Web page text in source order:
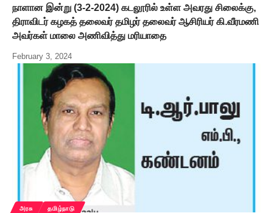
நாளான இன்று (3-2-2024) கடலூரில் உள்ள அவரது சிலைக்கு,
திராவிடர் கழகத் தலைவர் தமிழர் தலைவர் ஆசிரியர் கி.வீரமணி
அவர்கள் மாலை அணிவித்து மரியாதை
February 3, 2024
அரசு தமிழ்நாடு